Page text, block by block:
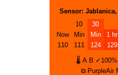
Sensor:
Now
110
10
Min
111
30
Min
124
1 hr
129
🌡 A B ✓100%
⧉ PurpleAir